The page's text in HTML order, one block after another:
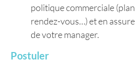
politique commerciale
rendez-vous…) et en
de votre manager.
Postuler